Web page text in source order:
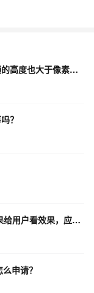
智能媒体服务滚动的图片设置了像素高，视频的高度也大于像素高。为什么最后视频的高度和图片的高度一样了？
？
智能媒体服务这种花字 我们需要动态展示效果给用户看效果，应该怎么保持和最终生成的实际效果大体一致啊？
申请？